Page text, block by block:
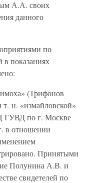
А.А. своих
данного
по
показаниях
(Трифонов
н. «измайловской»
ГУВД по г. Москве
в отношении
Принятыми
Полунина А.В. и
свидетелей по